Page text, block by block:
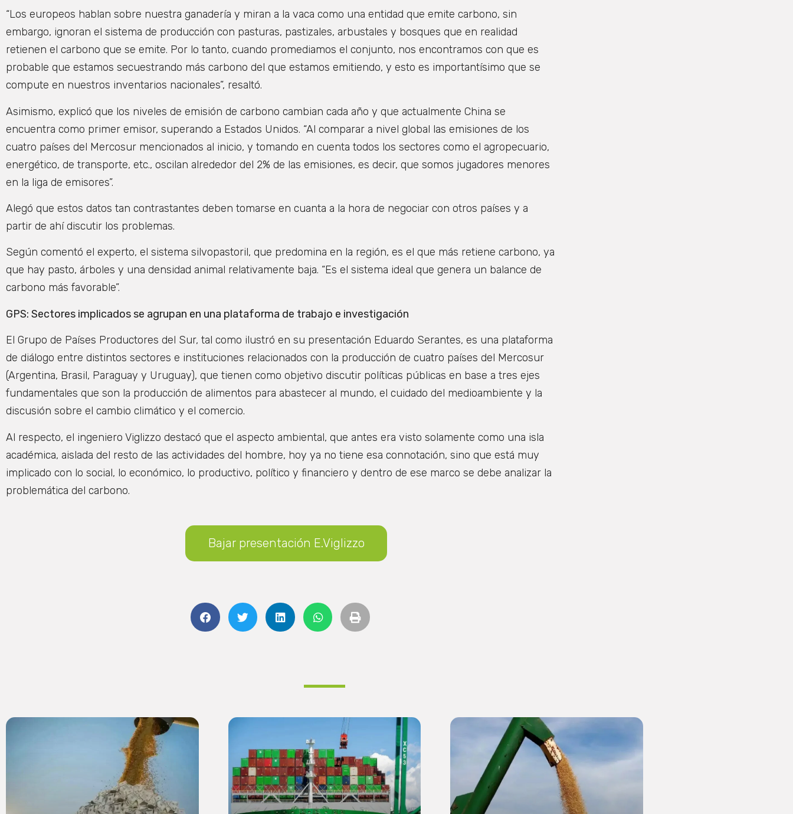
“Los europeos hablan sobre nuestra ganadería y miran a la vaca como una entidad que emite carbono, sin
embargo, ignoran el sistema de producción con pasturas, pastizales, arbustales y bosques que en realidad
retienen el carbono que se emite. Por lo tanto, cuando promediamos el conjunto, nos encontramos con que es
probable que estamos secuestrando más carbono del que estamos emitiendo, y esto es importantísimo que se
compute en nuestros inventarios nacionales”, resaltó.
Asimismo, explicó que los niveles de emisión de carbono cambian cada año y que actualmente China se
encuentra como primer emisor, superando a Estados Unidos. “Al comparar a nivel global las emisiones de los
cuatro países del Mercosur mencionados al inicio, y tomando en cuenta todos los sectores como el agropecuario,
energético, de transporte, etc., oscilan alrededor del 2% de las emisiones, es decir, que somos jugadores menores
en la liga de emisores”.
Alegó que estos datos tan contrastantes deben tomarse en cuanta a la hora de negociar con otros países y a
partir de ahí discutir los problemas.
Según comentó el experto, el sistema silvopastoril, que predomina en la región, es el que más retiene carbono, ya
que hay pasto, árboles y una densidad animal relativamente baja. “Es el sistema ideal que genera un balance de
carbono más favorable”.
GPS: Sectores implicados se agrupan en una plataforma de trabajo e investigación
El Grupo de Países Productores del Sur, tal como ilustró en su presentación Eduardo Serantes, es una plataforma
de diálogo entre distintos sectores e instituciones relacionados con la producción de cuatro países del Mercosur
(Argentina, Brasil, Paraguay y Uruguay), que tienen como objetivo discutir políticas públicas en base a tres ejes
fundamentales que son la producción de alimentos para abastecer al mundo, el cuidado del medioambiente y la
discusión sobre el cambio climático y el comercio.
Al respecto, el ingeniero Viglizzo destacó que el aspecto ambiental, que antes era visto solamente como una isla
académica, aislada del resto de las actividades del hombre, hoy ya no tiene esa connotación, sino que está muy
implicado con lo social, lo económico, lo productivo, político y financiero y dentro de ese marco se debe analizar la
problemática del carbono.
Bajar presentación E.Viglizzo